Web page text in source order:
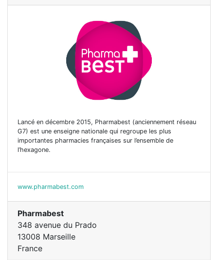
Lancé en décembre 2015, Pharmabest (anciennement réseau
G7) est une enseigne nationale qui regroupe les plus
importantes pharmacies françaises sur l’ensemble de
l’hexagone.
www.pharmabest.com
Pharmabest
348 avenue du Prado
13008 Marseille
France